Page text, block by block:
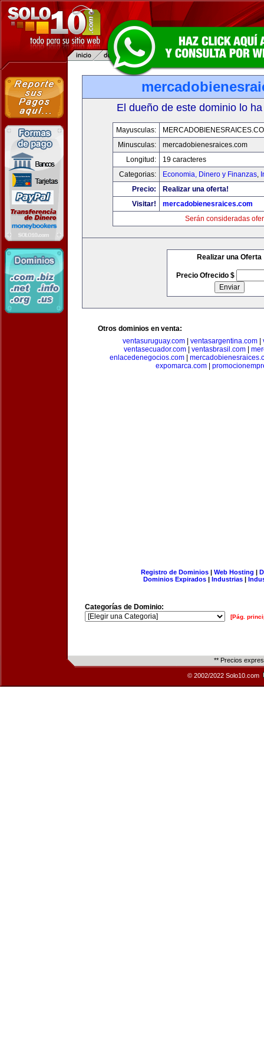
El dueño de este dominio lo
Mayusculas:
Minusculas:
mercadobienesraices.com
Longitud:
19 caracteres
Categorias:
Economia, Dinero y Finanzas,
Precio:
Realizar una oferta!
Visitar!
mercadobienesraices.com
Serán consideradas
Realizar una Oferta
Precio Ofrecido $
Otros dominios en venta:
ventasuruguay.com| ventasargentina.com|
ventasecuador.com| ventasbrasil.com|
enlacedenegocios.com|
expomarca.com|
Registro de Dominios| Web Hosting |
Dominios Expirados | Industrias |
Categorías de Dominio:
[Pág.
** Precios
© 2002/2022 Solo10.com